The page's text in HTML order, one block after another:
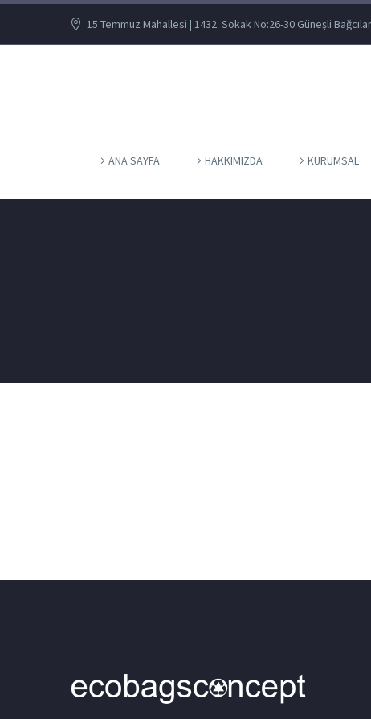
15 Temmuz Mahallesi | 1432. Sokak No:26-30 Güneşli
ANA SAYFA HAKKIMIZDA KURUMSAL